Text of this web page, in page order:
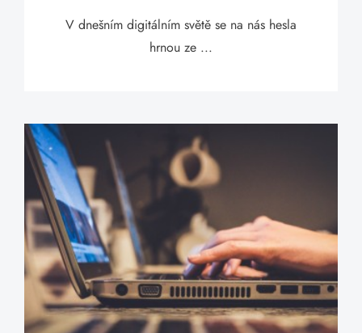
V dnešním digitálním světě se na nás hesla
hrnou ze ...